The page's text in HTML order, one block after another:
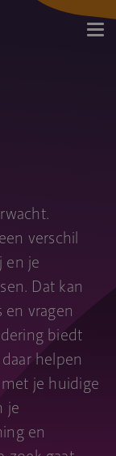
verschil
en je
Dat kan
en vragen
biedt
helpen
je huidige
je
en